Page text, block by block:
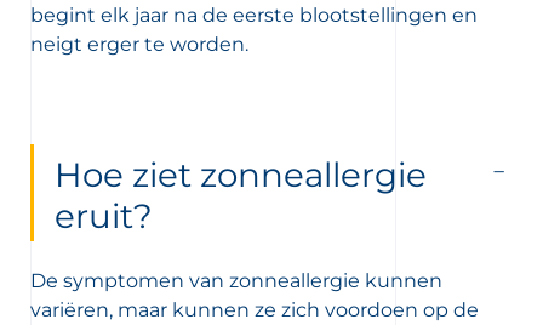
begint elk jaar na de eerste blootstellingen en
neigt erger te worden.
Hoe ziet zonneallergie
eruit?
De symptomen van zonneallergie kunnen
variëren, maar kunnen ze zich voordoen op de